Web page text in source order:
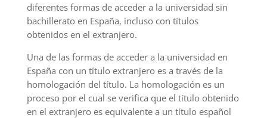
diferentes formas de acceder a la universidad sin
bachillerato en España, incluso con títulos
obtenidos en el extranjero.
Una de las formas de acceder a la universidad en
España con un título extranjero es a través de la
homologación del título. La homologación es un
proceso por el cual se verifica que el título obtenido
en el extranjero es equivalente a un título español